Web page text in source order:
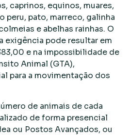
caprinos, equinos, muares,
peru, pato, marreco, galinha
e abelhas rainhas. O
exigência pode resultar em
e na impossibilidade de
Animal (GTA),
para a movimentação dos
de animais de cada
de forma presencial
ou Postos Avançados, ou